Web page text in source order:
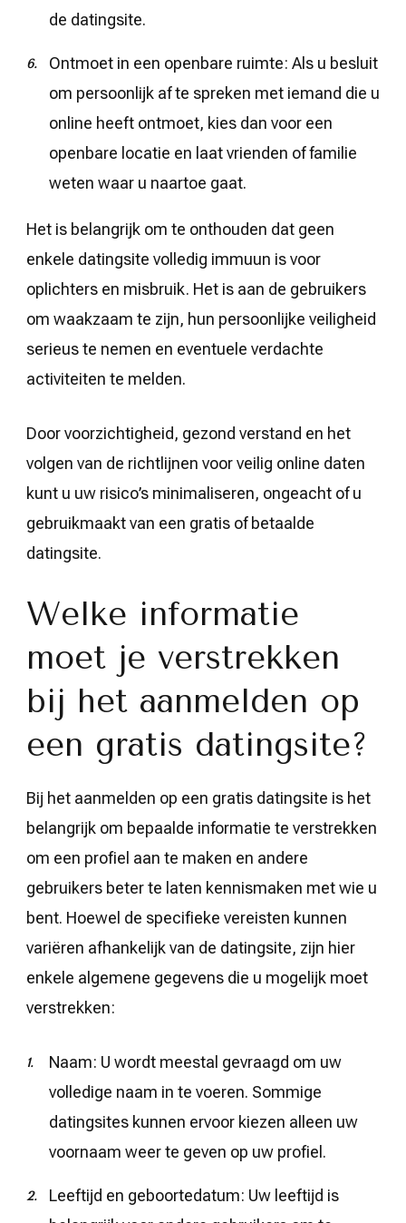
de datingsite.
Ontmoet in een openbare ruimte: Als u besluit
om persoonlijk af te spreken met iemand die u
online heeft ontmoet, kies dan voor een
openbare locatie en laat vrienden of familie
weten waar u naartoe gaat.
Het is belangrijk om te onthouden dat geen
enkele datingsite volledig immuun is voor
oplichters en misbruik. Het is aan de gebruikers
om waakzaam te zijn, hun persoonlijke veiligheid
serieus te nemen en eventuele verdachte
activiteiten te melden.
Door voorzichtigheid, gezond verstand en het
volgen van de richtlijnen voor veilig online daten
kunt u uw risico’s minimaliseren, ongeacht of u
gebruikmaakt van een gratis of betaalde
datingsite.
Welke informatie
moet je verstrekken
bij het aanmelden op
een gratis datingsite?
Bij het aanmelden op een gratis datingsite is het
belangrijk om bepaalde informatie te verstrekken
om een profiel aan te maken en andere
gebruikers beter te laten kennismaken met wie u
bent. Hoewel de specifieke vereisten kunnen
variëren afhankelijk van de datingsite, zijn hier
enkele algemene gegevens die u mogelijk moet
verstrekken:
Naam: U wordt meestal gevraagd om uw
volledige naam in te voeren. Sommige
datingsites kunnen ervoor kiezen alleen uw
voornaam weer te geven op uw profiel.
Leeftijd en geboortedatum: Uw leeftijd is